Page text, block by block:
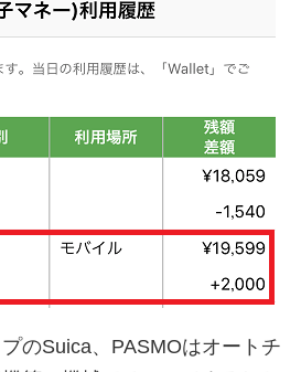
のSuica、PASMOはオートチ